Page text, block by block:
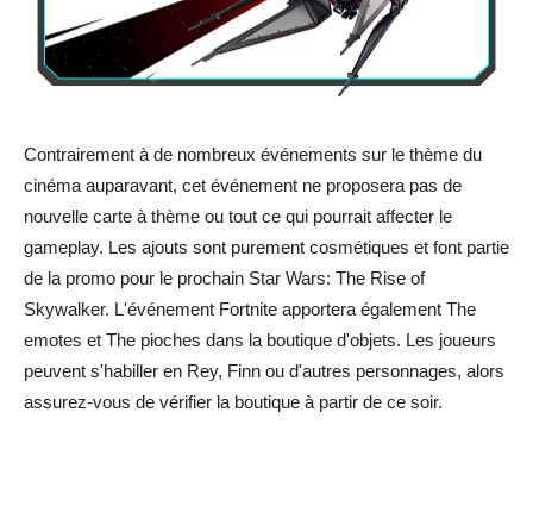
Contrairement à de nombreux événements sur le thème du
cinéma auparavant, cet événement ne proposera pas de
nouvelle carte à thème ou tout ce qui pourrait affecter le
gameplay. Les ajouts sont purement cosmétiques et font partie
de la promo pour le prochain Star Wars: The Rise of
Skywalker. L'événement Fortnite apportera également The
emotes et The pioches dans la boutique d'objets. Les joueurs
peuvent s'habiller en Rey, Finn ou d'autres personnages, alors
assurez-vous de vérifier la boutique à partir de ce soir.